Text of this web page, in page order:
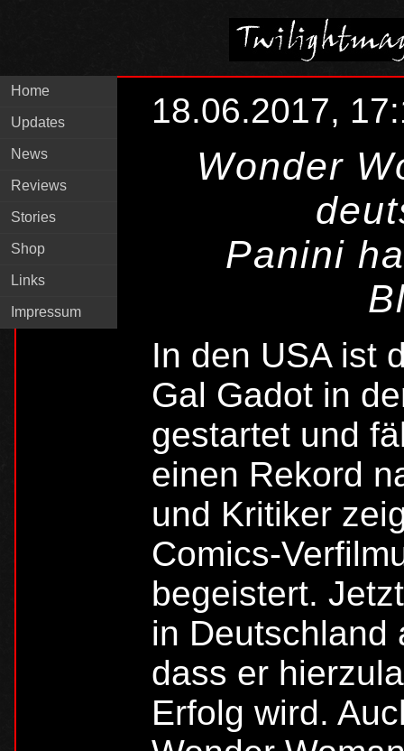
Home
Updates
News
Reviews
Stories
Shop
Links
Impressum
18.06.2017,
Wonder
Panini
In den USA ist
Gal Gadot in
gestartet und
einen Rekord
und Kritiker
Comics-
begeistert.
in Deutschland
dass er
Erfolg wird.